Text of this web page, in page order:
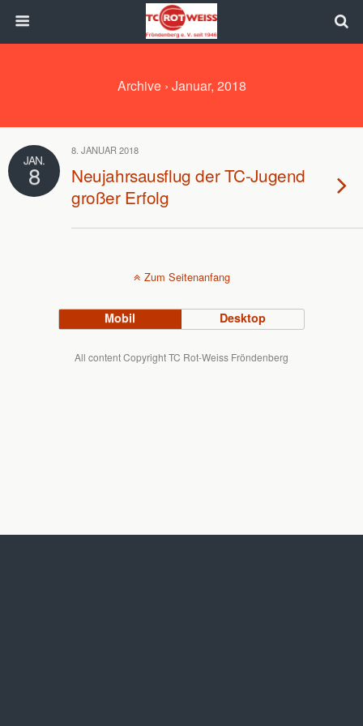
Archive › Januar, 2018
JAN.
8
8. JANUAR 2018
Neujahrsausflug der TC-Jugend
großer Erfolg
Zum Seitenanfang
Mobil Desktop
All content Copyright TC Rot-Weiss Fröndenberg